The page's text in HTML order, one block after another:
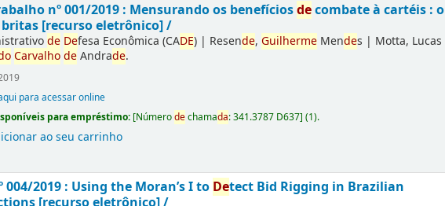
nº 001/2019 : Mensurando os benefíciosdecombate à cartéis : o
britas [recurso eletrônico] /
de Defesa Econômica (CADE) | Resende,Guilherme Mendes | Motta, Lucas
CarvalhodeAndrade.
para acessar online
para empréstimo: [Númerodechamada:341.3787 D637](1).
ao seu carrinho
004/2019 : Using the Moran’s I to Detect Bid Rigging in Brazilian